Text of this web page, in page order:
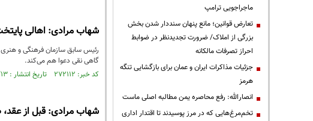
شهاب مرادی: اهالی
رئیس سابق سازمان فرهنگی و
گاهی نقی دعوا هم می‌کند.
کد خبر: ۲۷۲۱۱۲ تاریخ انتشار : ۱۳۹۴/۰۴/۱۳
شهاب مرادی: قبل از عقد،
ماجراجویی ترامپ
تعارض قوانین؛ مانع پنهان سنددار شدن بخش
بزرگی از املاک/ ضرورت تجدیدنظر در ضوابط
احراز تصرفات مالکانه
جزئیات مذاکرات ایران و عمان برای بازگشایی تنگه
هرمز
انصارالله: رفع محاصره یمن مطالبه اصلی ماست
تخم‌مرغ‌هایی که در مرز پوسیدند تا اقتدار اداری